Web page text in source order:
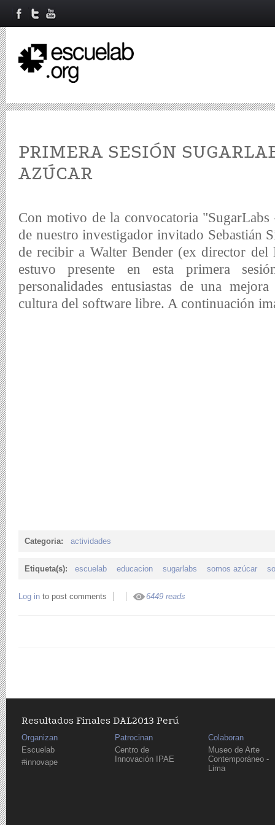
PRIMERA SESIÓN
AZÚCAR
Con motivo de la convocatoria
de nuestro investigador invitado Sebastián
de recibir a Walter Bender (ex director
estuvo presente en esta primera
personalidades entusiastas de una
cultura del software libre. A continuación
Categoria: actividades
Etiqueta(s): escuelab educacion sugarlabs somos azúcar
Log in to post comments 6449 reads
Resultados Finales DAL2013 Perú
Organizan
Escuelab
#innovape
Patrocinan
Centro de
Innovación IPAE
Colaboran
Museo de Arte
Contemporáneo -
Lima